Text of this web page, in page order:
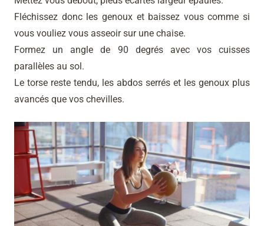
Fléchissez donc les genoux et baissez vous comme si
vous vouliez vous asseoir sur une chaise.
Formez un angle de 90 degrés avec vos cuisses
parallèles au sol.
Le torse reste tendu, les abdos serrés et les genoux plus
avancés que vos chevilles.